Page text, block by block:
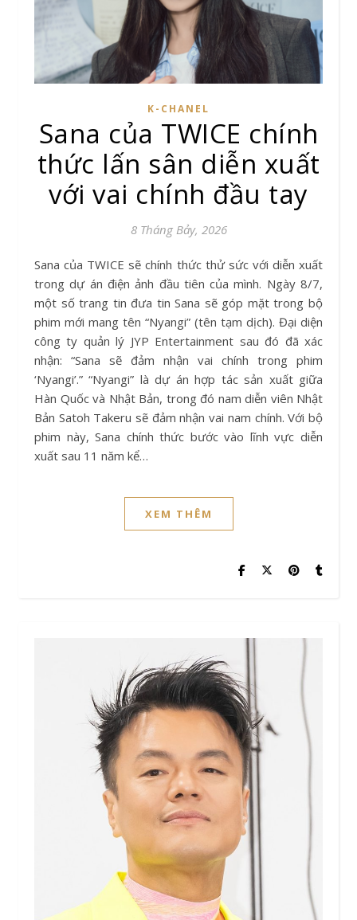
K-CHANEL
Sana của TWICE chính
thức lấn sân diễn xuất
với vai chính đầu tay
8 Tháng Bảy, 2026
Sana của TWICE sẽ chính thức thử sức với diễn xuất
trong dự án điện ảnh đầu tiên của mình. Ngày 8/7,
một số trang tin đưa tin Sana sẽ góp mặt trong bộ
phim mới mang tên “Nyangi” (tên tạm dịch). Đại diện
công ty quản lý JYP Entertainment sau đó đã xác
nhận: “Sana sẽ đảm nhận vai chính trong phim
‘Nyangi’.” “Nyangi” là dự án hợp tác sản xuất giữa
Hàn Quốc và Nhật Bản, trong đó nam diễn viên Nhật
Bản Satoh Takeru sẽ đảm nhận vai nam chính. Với bộ
phim này, Sana chính thức bước vào lĩnh vực diễn
xuất sau 11 năm kể…
XEM THÊM